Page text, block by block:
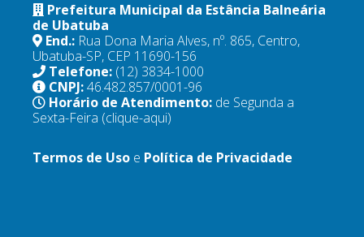
Prefeitura Municipal da Estância Balneária
de Ubatuba
End.: Rua Dona Maria Alves, nº. 865, Centro,
Ubatuba-SP, CEP 11690-156
Telefone: (12) 3834-1000
CNPJ:46.482.857/0001-96
Horário de Atendimento: de Segunda a
Sexta-Feira (clique-aqui)
Termos de Uso e Política de Privacidade